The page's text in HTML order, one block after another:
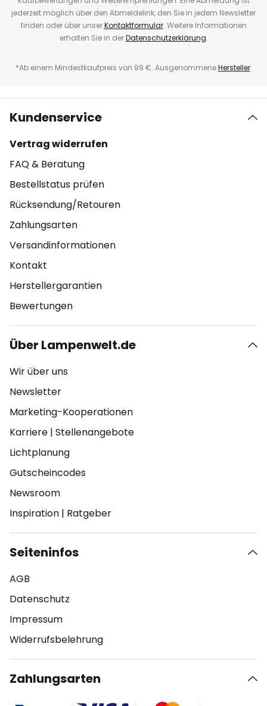
jederzeit möglich über den Abmeldelink, den Sie in jedem Newsletter
finden oder über unserKontaktformular. Weitere Informationen
erhalten Sie in derDatenschutzerklärung.
*Ab einem Mindestkaufpreis von 99 €. AusgenommeneHersteller.
Kundenservice
Vertrag widerrufen
FAQ & Beratung
Bestellstatus prüfen
Rücksendung/Retouren
Zahlungsarten
Versandinformationen
Kontakt
Herstellergarantien
Bewertungen
Über Lampenwelt.de
Wir über uns
Newsletter
Marketing-Kooperationen
Karriere | Stellenangebote
Lichtplanung
Gutscheincodes
Newsroom
Inspiration | Ratgeber
Seiteninfos
AGB
Datenschutz
Impressum
Widerrufsbelehrung
Zahlungsarten